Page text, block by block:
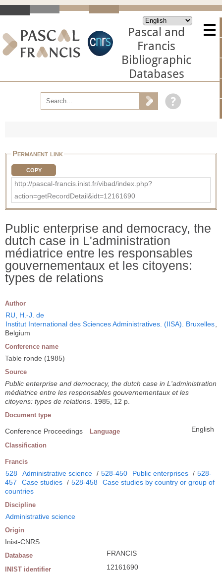
Pascal and
Francis
Bibliographic
Databases
Permanent link
COPY
http://pascal-francis.inist.fr/vibad/index.php?
action=getRecordDetail&idt=12161690
Public enterprise and democracy, the
dutch case in L'administration
médiatrice entre les responsables
gouvernementaux et les citoyens:
types de relations
Author
RU, H.-J. de
Institut International des Sciences Administratives. (IISA). Bruxelles
Belgium
Conference name
Table ronde (1985)
Source
Public enterprise and democracy, the dutch case in L'administration
médiatrice entre les responsables gouvernementaux et les
citoyens: types de relations . 1985, 12 p.
Document type
Conference Proceedings Language English
Classification
Francis
528 Administrative science / 528-450 Public enterprises / 528-
457
Case studies / 528-458
Case studies by country or group of
countries
Discipline
Administrative science
Origin
Inist-CNRS
Database FRANCIS
INIST identifier 12161690